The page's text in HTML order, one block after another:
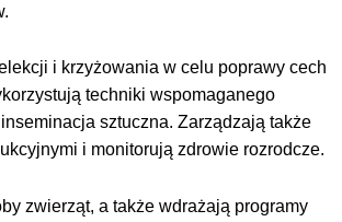
i krzyżowania w celu poprawy cech
techniki wspomaganego
sztuczna. Zarządzają także
i monitorują zdrowie rozrodcze.
zwierząt, a także wdrażają programy